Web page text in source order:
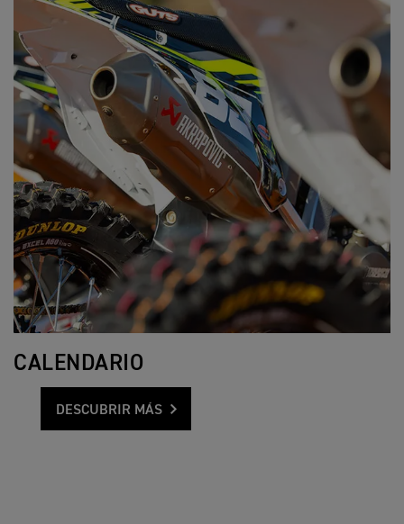
CALENDARIO
DESCUBRIR MÁS